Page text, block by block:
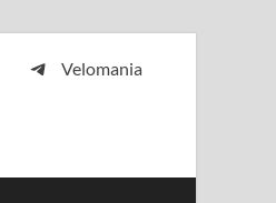
Velomania